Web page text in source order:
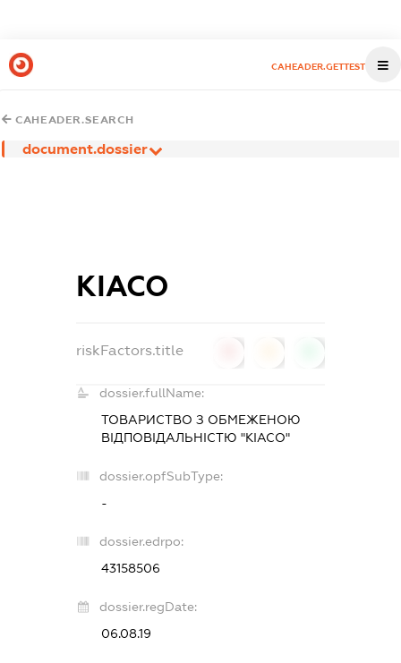
CAHEADER.GETTEST
CAHEADER.SEARCH
document.dossier
КІАСО
riskFactors.title
dossier.fullName:
ТОВАРИСТВО З ОБМЕЖЕНОЮ
ВІДПОВІДАЛЬНІСТЮ "КІАСО"
dossier.opfSubType:
-
dossier.edrpo:
43158506
dossier.regDate:
06.08.19